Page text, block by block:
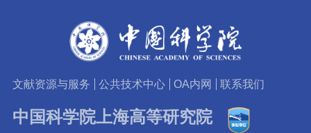
文献资源与服务 公共技术中心 OA内网 联系我们
中国科学院上海高等研究院